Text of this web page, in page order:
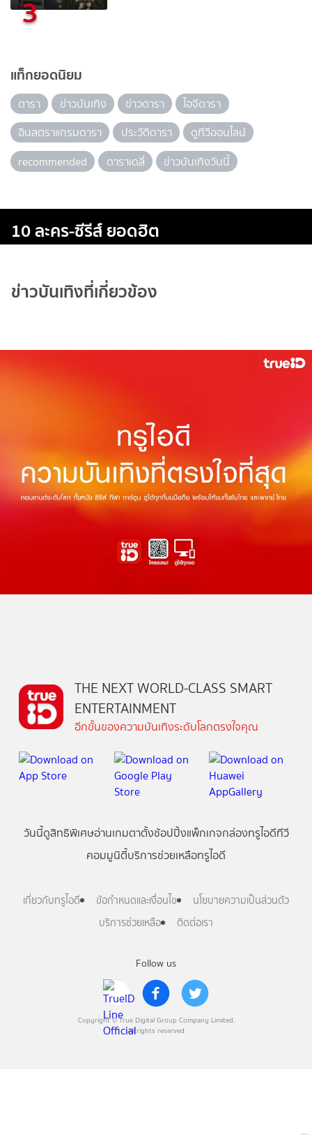
3
แท็กยอดนิยม
ดารา ข่าวบันเทิง ข่าวดารา
ไอจีดารา
อินสตราแกรมดารา
ประวัติดารา
ดูทีวีออนไลน์
recommended
ดาราเดลี่ ข่าวบันเทิงวันนี้
10 ละคร-ซีรีส์ ยอดฮิต
ข่าวบันเทิงที่เกี่ยวข้อง
Follow us
Copyright © True Digital Group Company Limited.
All rights reserved
THE NEXT WORLD-CLASS SMART
ENTERTAINMENT
อีกขั้นของความบันเทิงระดับโลกตรงใจคุณ
วันนี้ดูสิทธิพิเศษอ่านเกมตาตั้งช้อปปิ้งแพ็กเกจกล่องทรูไอดีทีวี
คอมมูนิตี้บริการช่วยเหลือทรูไอดี
เกี่ยวกับทรูไอดี ข้อกำหนดและเงื่อนไข
นโยบายความเป็นส่วนตัว
บริการช่วยเหลือ
ติดต่อเรา